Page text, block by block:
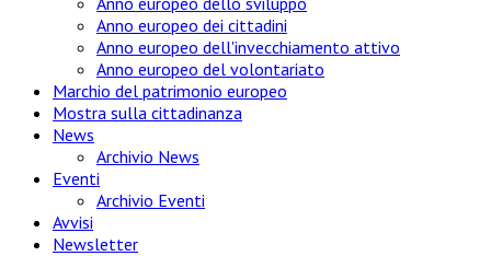
Anno europeo dei cittadini
Anno europeo dell'invecchiamento attivo
Anno europeo del volontariato
Marchio del patrimonio europeo
Mostra sulla cittadinanza
News
Archivio News
Eventi
Archivio Eventi
Avvisi
Newsletter